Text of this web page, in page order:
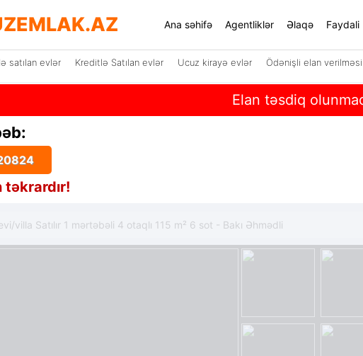
Ana səhifə Agentliklər Əlaqə Faydali
satılan evlər Kreditlə Satılan evlər Ucuz kirayə evlər Ödənişli elan verilməsi
Elan təsdiq
təkrardır!
villa Satılır 1 mərtəbəli 4 otaqlı 115 m² 6 sot - Bakı Əhmədli